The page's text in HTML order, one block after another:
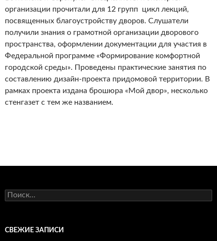
организации прочитали для 12 групп цикл лекций,
посвященных благоустройству дворов. Слушатели
получили знания о грамотной организации дворового
пространства, оформлении документации для участия в
Федеральной программе «Формирование комфортной
городской среды». Проведены практические занятия по
составлению дизайн-проекта придомовой территории. В
рамках проекта издана брошюра «Мой двор», несколько
стенгазет с тем же названием.
Найти:
СВЕЖИЕ ЗАПИСИ